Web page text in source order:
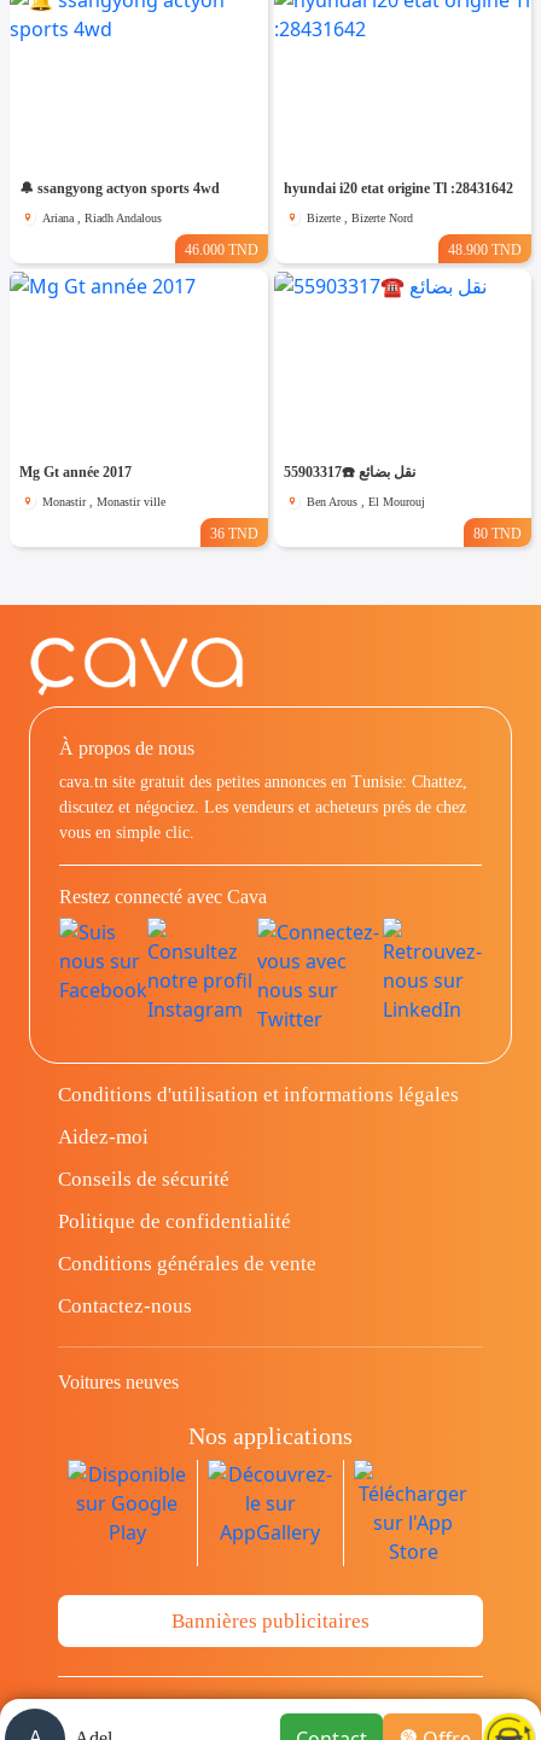
🔔 ssangyong actyon sports 4wd
Ariana , Riadh Andalous
46.000 TND
hyundai i20 etat origine Tl :28431642
Bizerte , Bizerte Nord
48.900 TND
Mg Gt année 2017
Monastir , Monastir ville
36 TND
نقل بضائع ☎️55903317
Ben Arous , El Mourouj
80 TND
À propos de nous
cava.tn site gratuit des petites annonces en Tunisie: Chattez,
discutez et négociez. Les vendeurs et acheteurs prés de chez
vous en simple clic.
Restez connecté avec Cava
Conditions d'utilisation et informations légales
Aidez-moi
Conseils de sécurité
Politique de confidentialité
Conditions générales de vente
Contactez-nous
Voitures neuves
Nos applications
Bannières publicitaires
© Copyright 2014-2026 Cava.tn Limited Tous